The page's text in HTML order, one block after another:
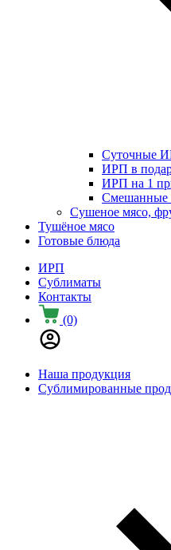
Суточные
ИРП в
ИРП на 1
Смешанные
Сушеное мясо,
Тушёное мясо
Готовые блюда
ИРП
Сублиматы
Контакты
(0)
Наша продукция
Сублимированные